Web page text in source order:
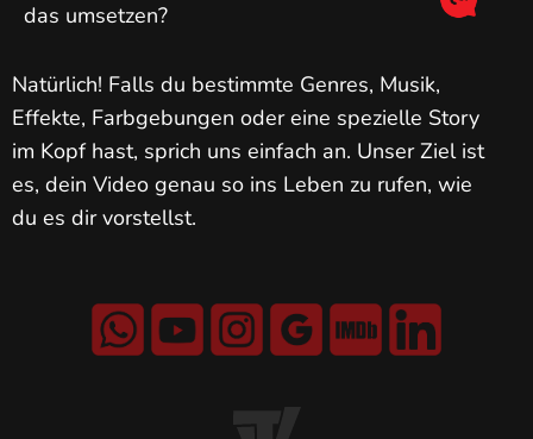
das umsetzen?
Natürlich! Falls du bestimmte Genres, Musik,
Effekte, Farbgebungen oder eine spezielle Story
im Kopf hast, sprich uns einfach an. Unser Ziel ist
es, dein Video genau so ins Leben zu rufen, wie
du es dir vorstellst.